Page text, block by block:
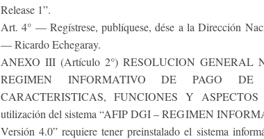
Release 1”.
Art. 4° — Regístrese, publíquese, dése a la Dirección
— Ricardo Echegaray.
ANEXO III (Artículo 2°) RESOLUCION GENERAL
REGIMEN INFORMATIVO DE PAGO
CARACTERISTICAS, FUNCIONES Y
utilización del sistema “AFIP DGI – REGIMEN
Versión 4.0” requiere tener preinstalado el sistema